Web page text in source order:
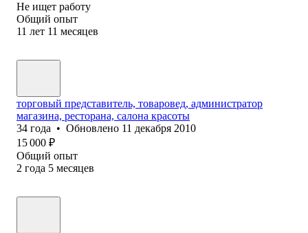
Не ищет работу
Общий опыт
11 лет 11 месяцев
торговый представитель, товаровед, администратор
магазина, ресторана, салона красоты
34 года • Обновлено 11 декабря 2010
15 000 ₽
Общий опыт
2 года 5 месяцев